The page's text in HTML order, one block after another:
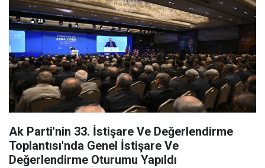
Ak Parti'nin 33. İstişare Ve Değerlendirme
Toplantısı'nda Genel İstişare Ve
Değerlendirme Oturumu Yapıldı